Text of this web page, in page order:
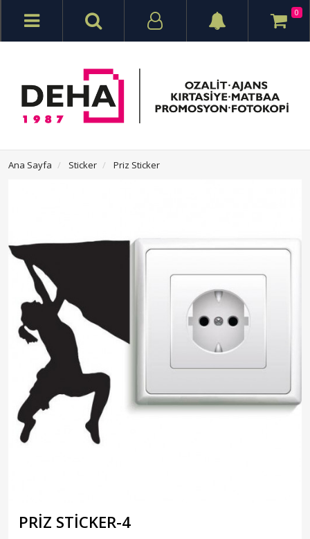
0
Ana Sayfa Sticker Priz Sticker
PRİZ STİCKER-4